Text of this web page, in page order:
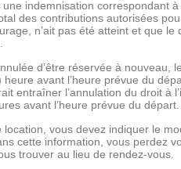
indemnisation correspondant
des contributions autorisées
n’ait pas été atteint et que
d’être réservée à nouveau,
heure avant l’heure prévue du
entraîner l’annulation du droit à
avant l’heure prévue du départ.
location, vous devez indiquer le
cette information, vous perdez
trouver au lieu de rendez-vous.